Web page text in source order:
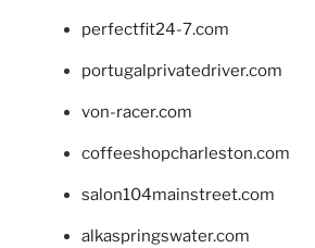
perfectfit24-7.com
portugalprivatedriver.com
von-racer.com
coffeeshopcharleston.com
salon104mainstreet.com
alkaspringswater.com